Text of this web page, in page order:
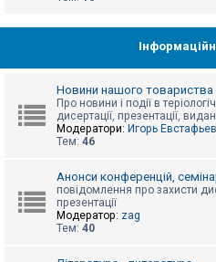
А
и
т
П
Новини нашого
Про новини і події в
дисертації, презентації,
Модератори: Игорь Евстафьев
Тем: 46
Анонси конференцій,
повідомлення про захисти
презентації
Модератор: zag
Тем: 40